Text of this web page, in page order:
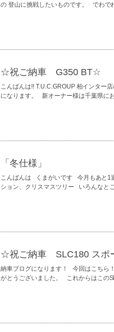
の 登山に挑戦したいものです。 でわ
☆祝ご納車 G350 BT☆
こんばんは!! T.U.C.GROUP 柏インター
になります。 新オーナー様は千葉県に
「冬仕様」
こんばんは くまがいです 今月もあと1
ション、クリスマスツリー いろんなと
☆祝ご納車 SLC180 スポ
納車ブログになります！ 今回はこちら
がとうございました。 これからはこの